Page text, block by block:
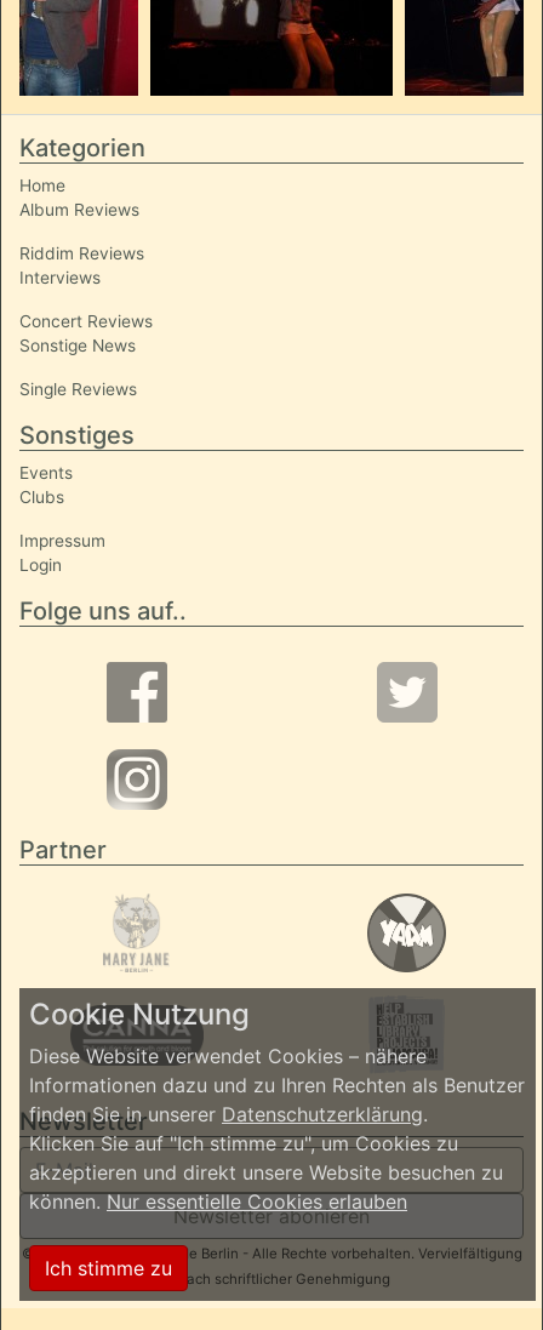
Kategorien
Home
Album Reviews
Riddim Reviews
Interviews
Concert Reviews
Sonstige News
Single Reviews
Sonstiges
Events
Clubs
Impressum
Login
Folge uns auf..
Partner
Newsletter
Newsletter abonieren
© 2026 ReggaeInBerlin.de Berlin - Alle Rechte vorbehalten. Vervielfältigung
nur nach schriftlicher Genehmigung
Cookie Nutzung
Diese Website verwendet Cookies – nähere
Informationen dazu und zu Ihren Rechten als Benutzer
finden Sie in unserer Datenschutzerklärung.
Klicken Sie auf "Ich stimme zu", um Cookies zu
akzeptieren und direkt unsere Website besuchen zu
können.Nur essentielle Cookies erlauben
Ich stimme zu